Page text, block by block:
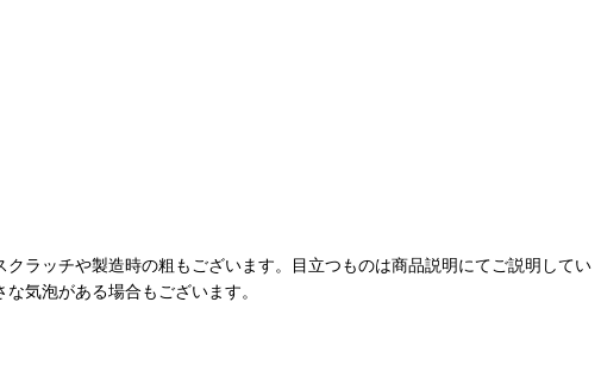
ラッチや製造時の粗もございます。目立つものは商品説明にてご説明してい
気泡がある場合もございます。